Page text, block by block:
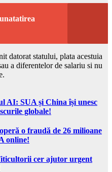
datorat statului, plata acestuia
a diferentelor de salariu si nu
AI: SUA și China își unesc
globale!
o fraudă de 26 milioane
online!
cer ajutor urgent